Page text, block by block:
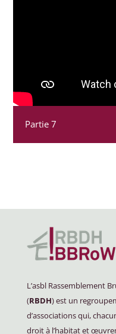
Partie 7
L’asbl Rassemblement
(RBDH) est un
d’associations qui,
droit à l’habitat et